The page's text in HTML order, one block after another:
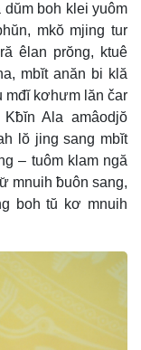
n
g
T
i
e
dŭm boh klei yuôm
mkŏ mjing tur
êlan prŏng, ktuê
mbĭt anăn bi klă
mđĭ kơhưm lăn čar
Ala amâodjŏ
lŏ jing sang mbĭt
– tuôm klam ngă
mnuih ƀuôn sang,
boh tŭ kơ mnuih